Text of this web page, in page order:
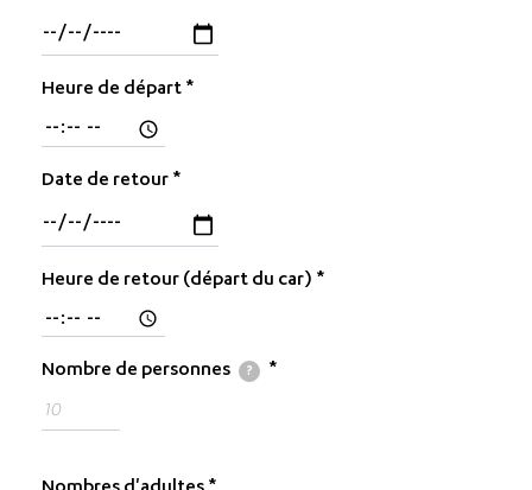
Heure de départ
Date de retour
Heure de retour (départ du car)
Nombre de personnes ?